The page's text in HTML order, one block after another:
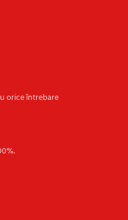
orice întrebare